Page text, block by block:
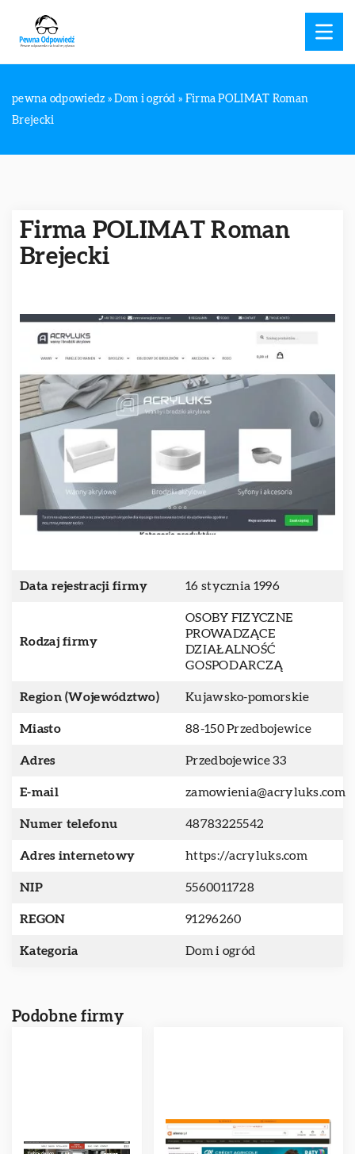
pewna odpowiedz »Dom i ogród » Firma POLIMAT Roman
Brejecki
Firma POLIMAT Roman
Brejecki
Data rejestracji firmy 16 stycznia 1996
Rodzaj firmy
OSOBY FIZYCZNE
PROWADZĄCE
DZIAŁALNOŚĆ
GOSPODARCZĄ
Region (Województwo) Kujawsko-pomorskie
Miasto 88-150 Przedbojewice
Adres Przedbojewice 33
E-mail zamowienia@acryluks.com
Numer telefonu 48783225542
Adres internetowy https://acryluks.com
NIP 5560011728
REGON 91296260
Kategoria Dom i ogród
Podobne firmy